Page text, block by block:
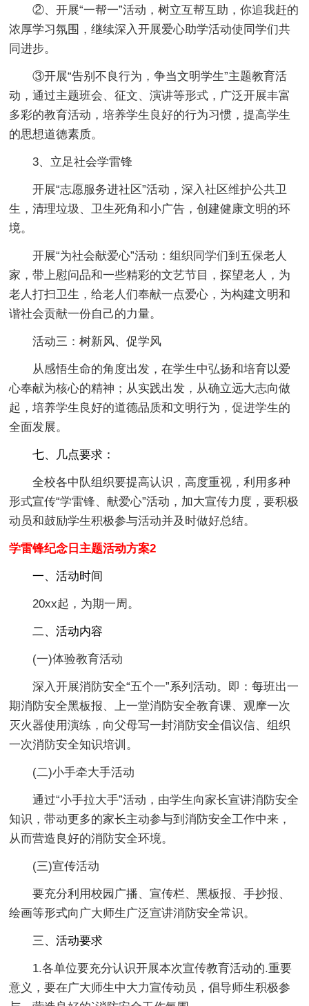
②、开展“一帮一”活动，树立互帮互助，你追我赶的
浓厚学习氛围，继续深入开展爱心助学活动使同学们共
同进步。
③开展“告别不良行为，争当文明学生”主题教育活
动，通过主题班会、征文、演讲等形式，广泛开展丰富
多彩的教育活动，培养学生良好的行为习惯，提高学生
的思想道德素质。
3、立足社会学雷锋
开展“志愿服务进社区”活动，深入社区维护公共卫
生，清理垃圾、卫生死角和小广告，创建健康文明的环
境。
开展“为社会献爱心”活动：组织同学们到五保老人
家，带上慰问品和一些精彩的文艺节目，探望老人，为
老人打扫卫生，给老人们奉献一点爱心，为构建文明和
谐社会贡献一份自己的力量。
活动三：树新风、促学风
从感悟生命的角度出发，在学生中弘扬和培育以爱
心奉献为核心的精神；从实践出发，从确立远大志向做
起，培养学生良好的道德品质和文明行为，促进学生的
全面发展。
七、几点要求：
全校各中队组织要提高认识，高度重视，利用多种
形式宣传“学雷锋、献爱心”活动，加大宣传力度，要积极
动员和鼓励学生积极参与活动并及时做好总结。
学雷锋纪念日主题活动方案2
一、活动时间
20xx起，为期一周。
二、活动内容
(一)体验教育活动
深入开展消防安全“五个一”系列活动。即：每班出一
期消防安全黑板报、上一堂消防安全教育课、观摩一次
灭火器使用演练，向父母写一封消防安全倡议信、组织
一次消防安全知识培训。
(二)小手牵大手活动
通过“小手拉大手”活动，由学生向家长宣讲消防安全
知识，带动更多的家长主动参与到消防安全工作中来，
从而营造良好的消防安全环境。
(三)宣传活动
要充分利用校园广播、宣传栏、黑板报、手抄报、
绘画等形式向广大师生广泛宣讲消防安全常识。
三、活动要求
1.各单位要充分认识开展本次宣传教育活动的.重要
意义，要在广大师生中大力宣传动员，倡导师生积极参